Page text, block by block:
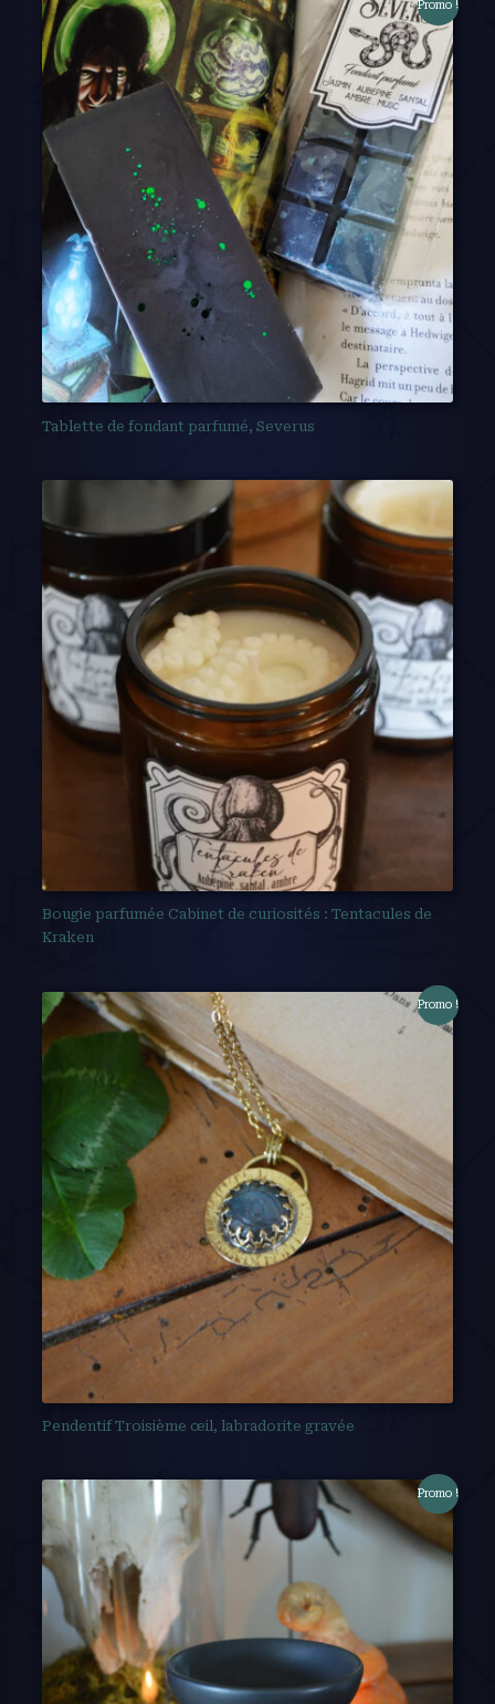
Promo !
Tablette de fondant parfumé, Severus
Bougie parfumée Cabinet de curiosités : Tentacules de
Kraken
Promo !
Pendentif Troisième œil, labradorite gravée
Promo !